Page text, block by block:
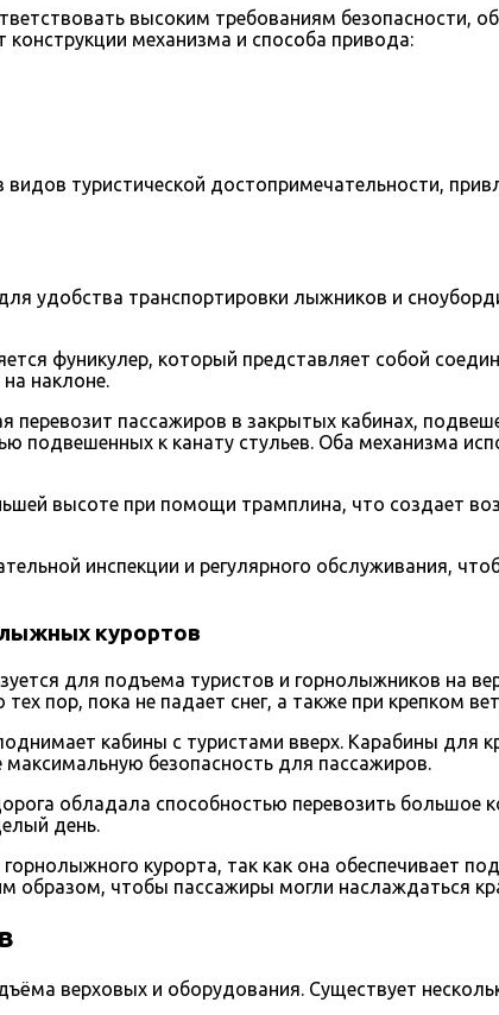
высоким требованиям безопасности,
механизма и способа привода:
туристической достопримечательности,
удобства транспортировки лыжников и
фуникулер, который представляет собой
наклоне.
перевозит пассажиров в закрытых кабинах,
подвешенных к канату стульев. Оба механизма
высоте при помощи трамплина, что создает
инспекции и регулярного обслуживания,
курортов
для подъема туристов и горнолыжников на
пор, пока не падает снег, а также при крепком
кабины с туристами вверх. Карабины для
безопасность для пассажиров.
обладала способностью перевозить большое
день.
курорта, так как она обеспечивает
образом, чтобы пассажиры могли наслаждаться
верховых и оборудования. Существует